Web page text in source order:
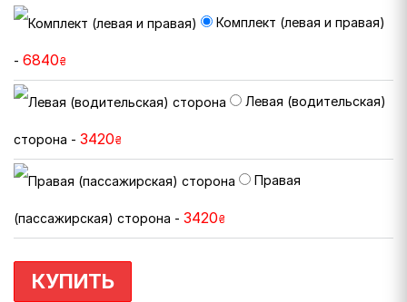
Комплект (левая и правая)
- 6840₴
Левая (водительская)
сторона - 3420₴
Правая
(пассажирская) сторона - 3420₴
КУПИТЬ